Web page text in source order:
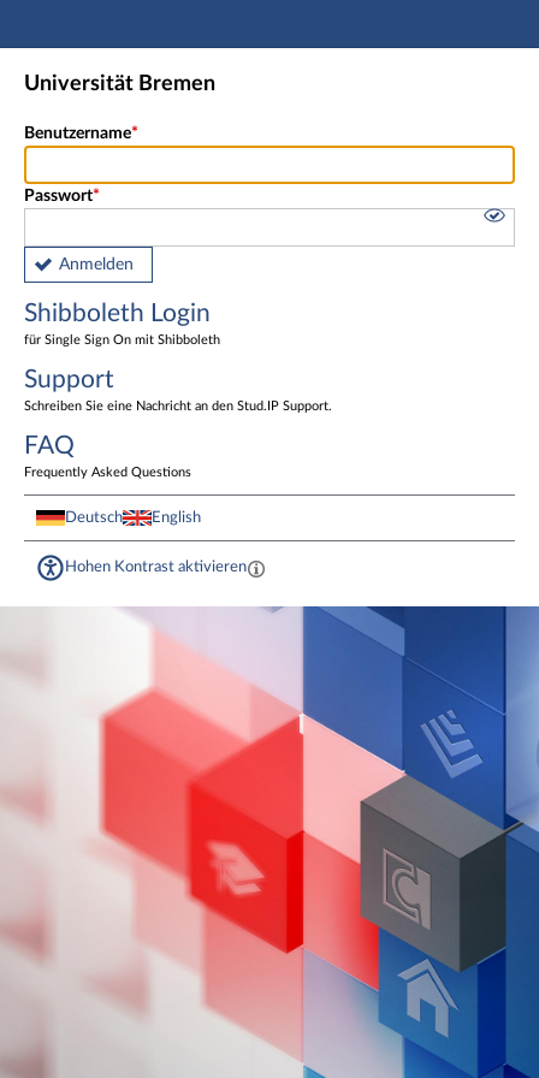
Hauptnavigation
Shibboleth Login
Universität Bremen
Benutzername
Passwort
Anmelden
Shibboleth Login
für Single Sign On mit Shibboleth
Support
Schreiben Sie eine Nachricht an den Stud.IP Support.
FAQ
Frequently Asked Questions
Deutsch English
Hohen Kontrast aktivieren